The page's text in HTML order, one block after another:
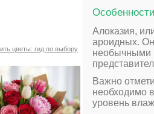
цветы: гид по выбору
Алоказия,
ароидных.
необычными
Важно
необходимо
уровень